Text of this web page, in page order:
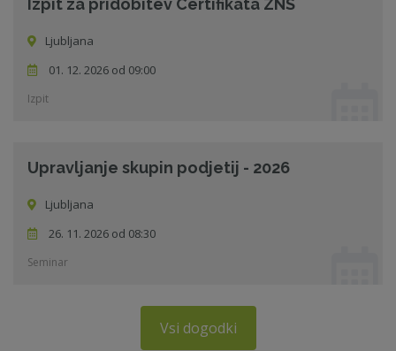
Ljubljana
01. 12. 2026 od 09:00
Izpit
Upravljanje skupin podjetij - 2026
Ljubljana
26. 11. 2026 od 08:30
Seminar
Vsi dogodki